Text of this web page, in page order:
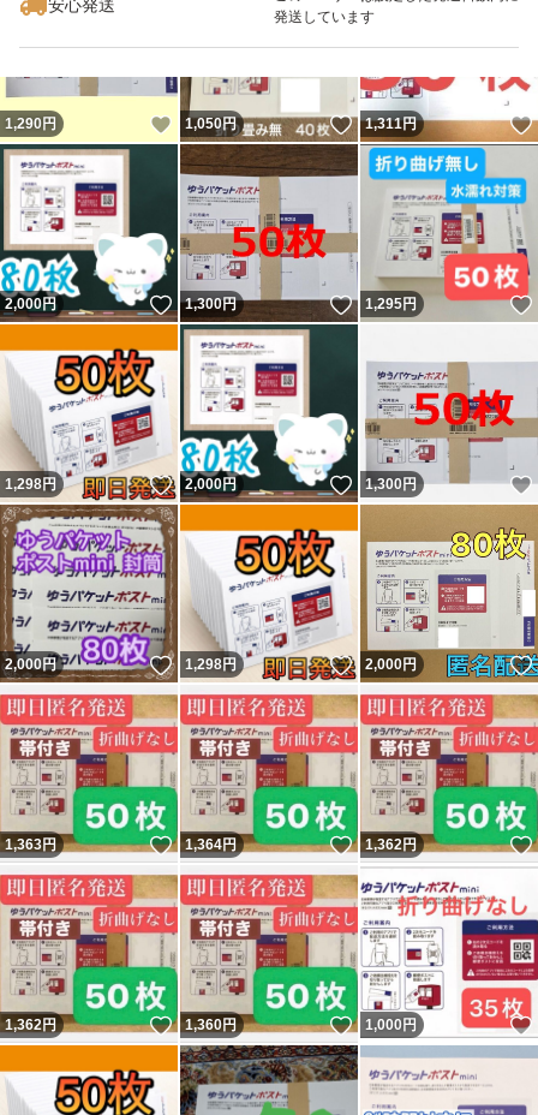
安心発送
発送しています
1,290円 いいね！
1,050円 いいね！
1,311円
2,000円 いいね！
1,300円 いいね！
1,295円
1,298円 いいね！
2,000円 いいね！
1,300円
2,000円 いいね！
1,298円 いいね！
2,000円
1,363円 いいね！
1,364円 いいね！
1,362円
1,362円 いいね！
1,360円 いいね！
1,000 円